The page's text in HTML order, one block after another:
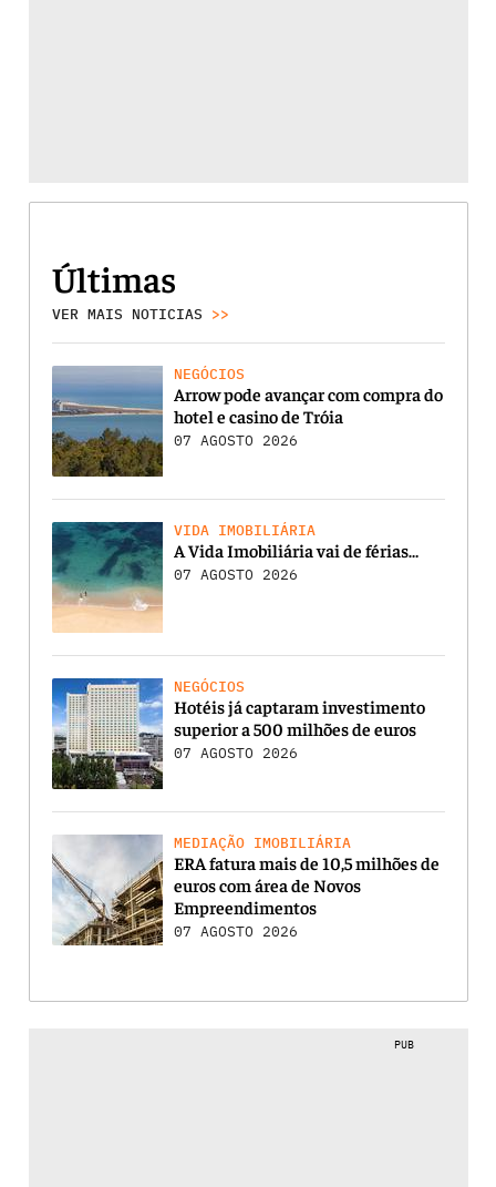
Últimas
VER MAIS NOTICIAS >>
NEGÓCIOS
Arrow pode avançar com compra do
hotel e casino de Tróia
07 AGOSTO 2026
VIDA IMOBILIÁRIA
A Vida Imobiliária vai de férias…
07 AGOSTO 2026
NEGÓCIOS
Hotéis já captaram investimento
superior a 500 milhões de euros
07 AGOSTO 2026
MEDIAÇÃO IMOBILIÁRIA
ERA fatura mais de 10,5 milhões de
euros com área de Novos
Empreendimentos
07 AGOSTO 2026
PUB